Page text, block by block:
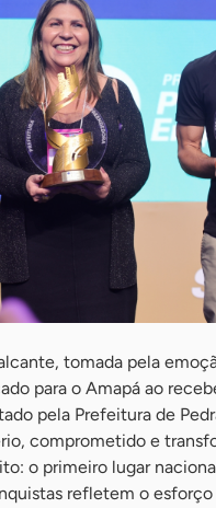
tomada pela
para o Amapá ao
pela Prefeitura de
comprometido e
o primeiro lugar
refletem o